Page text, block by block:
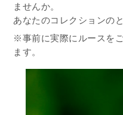
ませんか。
あなたのコレクションの
※事前に実際にルースを
ます。